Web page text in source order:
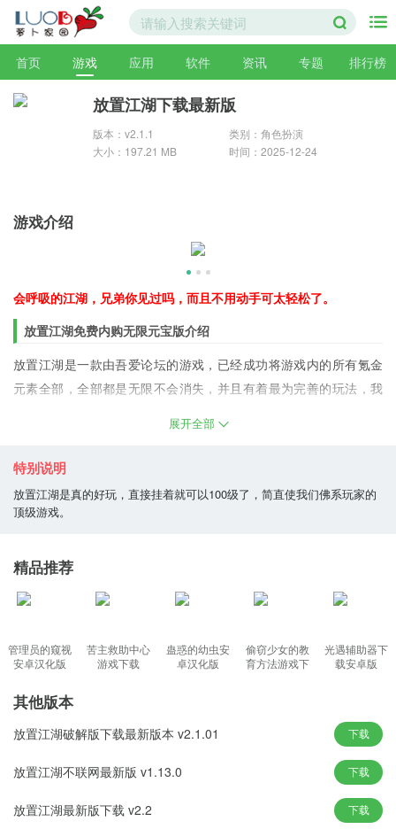
首页 游戏 应用 软件 资讯 专题 排行榜
放置江湖下载最新版
版本：v2.1.1
类别：角色扮演
大小：197.21 MB
时间：2025-12-24
游戏介绍
会呼吸的江湖，兄弟你见过吗，而且不用动手可太轻松了。
放置江湖免费内购无限元宝版介绍
放置江湖是一款由吾爱论坛的游戏，已经成功将游戏内的所有氪金
元素全部，全部都是无限不会消失，并且有着最为完善的玩法，我
险，还可以自由追逐你的武侠梦。
放置江湖游戏特色
1、玩起来成长，离线也能练功，有更丰富的事件，等你解总是被游
2、游戏玩几天就发现比较无聊，就是等潜能升技能，闯关挂机；
3、几乎没有pvp的存在，想要尽快成长，剁手党的麒麟臂可以歇息
人厉害点；
放置江湖游戏亮点
1、这个是必须的，不挂机打不过。不需海打造属于自己的专属兵
器；
2、起一个帅气的名字，让它和你一起名扬天下。简单易收集天书；
3、建议配个别的游戏，以免审美疲劳双手，更有休闲有趣的挖宝；
展开全部
特别说明
放置江湖是真的好玩，直接挂着就可以100级了，简直使我们佛系玩家的
顶级游戏。
精品推荐
管理员的窥视
安卓汉化版
苦主救助中心
游戏下载
蛊惑的幼虫安
卓汉化版
偷窃少女的教
育方法游戏下
光遇辅助器下
载安卓版
其他版本
放置江湖破解版下载最新版本 v2.1.01 下载
放置江湖不联网最新版 v1.13.0 下载
放置江湖最新版下载 v2.2 下载